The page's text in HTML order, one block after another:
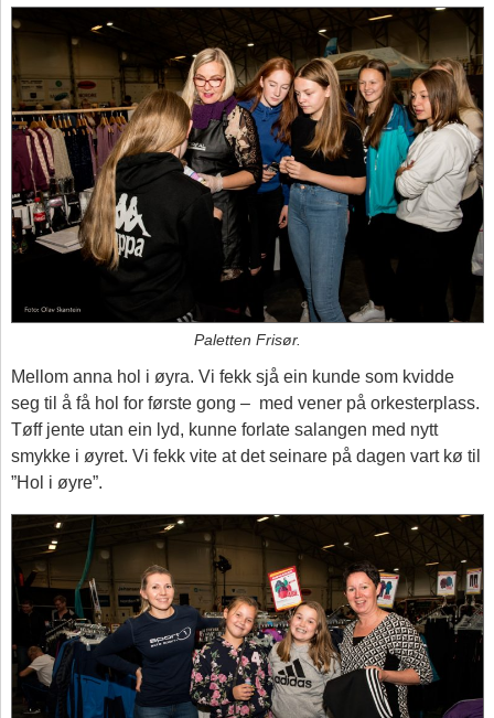
Paletten Frisør.
Mellom anna hol i øyra. Vi fekk sjå ein kunde som kvidde
seg til å få hol for første gong – med vener på orkesterplass.
Tøff jente utan ein lyd, kunne forlate salangen med nytt
smykke i øyret. Vi fekk vite at det seinare på dagen vart kø til
”Hol i øyre”.